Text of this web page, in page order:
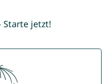
Starte jetzt!